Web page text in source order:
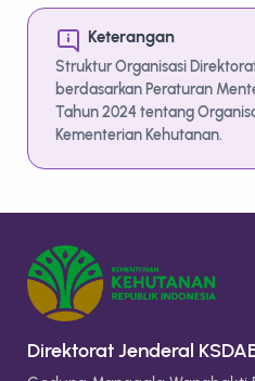
Keterangan
Struktur Organisasi
berdasarkan Peraturan
Tahun 2024 tentang
Kementerian Kehutanan.
Direktorat Jenderal